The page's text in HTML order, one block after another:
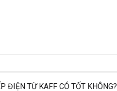
ĐIỆN TỪ KAFF CÓ TỐT KHÔNG?